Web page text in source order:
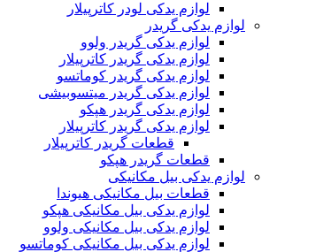
لوازم یدکی لودر کاترپیلار
لوازم یدکی گریدر
لوازم یدکی گریدر ولوو
لوازم یدکی گریدر کاترپیلار
لوازم یدکی گریدر کوماتسو
لوازم یدکی گریدر میتسوبیشی
لوازم یدکی گریدر هپکو
لوازم یدکی گریدر کاترپیلار
قطعات گریدر کاترپیلار
قطعات گریدر هپکو
لوازم یدکی بیل مکانیکی
قطعات بیل مکانیکی هیوندا
لوازم یدکی بیل مکانیکی هپکو
لوازم یدکی بیل مکانیکی ولوو
لوازم یدکی بیل مکانیکی کوماتسو